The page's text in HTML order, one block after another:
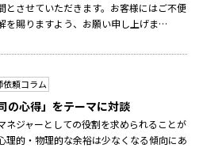
とさせていただきます。お客様にはご不便
を賜りますよう、お願い申し上げま…
依頼コラム
の心得」をテーマに対談
ネジャーとしての役割を求められることが
理的・物理的な余裕は少なくなる傾向にあ